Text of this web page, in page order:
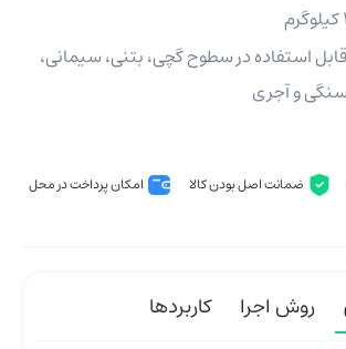
1 کیلوگرم
قابل استفاده در سطوح گچی، بتنی، سیمانی،
سنگی و آجری
ضمانت اصل بودن کالا امکان پرداخت در محل
روش اجرا کاربردها